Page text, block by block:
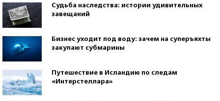
Судьба наследства: истории удивительных
завещаний
Бизнес уходит под воду: зачем на суперъяхты
закупают субмарины
Путешествие в Исландию по следам
«Интерстеллара»